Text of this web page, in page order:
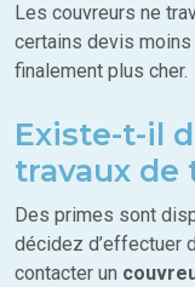
Les couvreurs ne
certains devis
finalement plus cher.
Existe-t-il
travaux de
Des primes sont
décidez d’effectuer
contacter un